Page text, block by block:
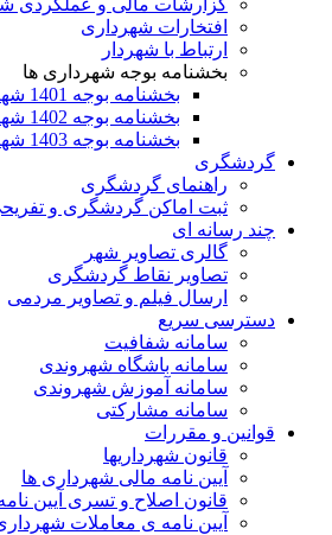
گزارشات مالی و عملکردی
افتخارات شهرداری
ارتباط با شهردار
بخشنامه بوجه شهرداری ها
بخشنامه بوجه 1401 شهرداری ها
بخشنامه بوجه 1402 شهرداری ها
بخشنامه بوجه 1403 شهرداری ها
گردشگری
راهنمای گردشگری
ثبت اماکن گردشگری و
چند رسانه ای
گالری تصاویر شهر
تصاویر نقاط گردشگری
ارسال فیلم و تصاویر مردمی
دسترسی سریع
سامانه شفافیت
سامانه باشگاه شهروندی
سامانه آموزش شهروندی
سامانه مشارکتی
قوانین و مقررات
قانون شهرداریها
آیین نامه مالی شهرداری ها
قانون اصلاح و تسری آیین
آیین نامه ی معاملات